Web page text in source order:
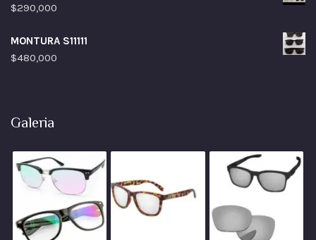
$290,000
MONTURA S11111
$480,000
Galeria